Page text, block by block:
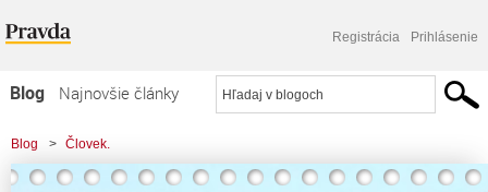
Registrácia Prihlásenie
Blog
Najnovšie články
Najčítanejšie články
Najkomentovanejšie články
Blog > Človek.
> Teplá a drahá stolička pre Nicholsonovú a Sulíka? Bez obalu.